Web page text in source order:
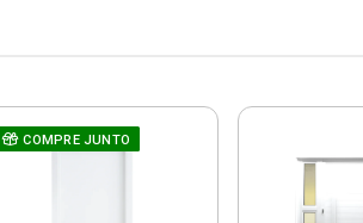
COMPRE JUNTO